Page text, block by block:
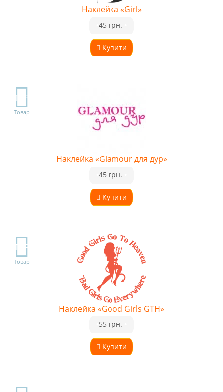
Наклейка «Girl»
Купити
45 грн.
TOP
Товар
Наклейка «Glamour для дур»
Купити
45 грн.
TOP
Товар
Наклейка «Good Girls GTH»
Купити
55 грн.